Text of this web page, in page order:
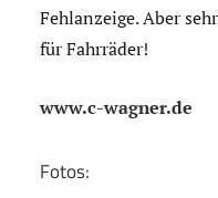
Fehlanzeige. Aber
für Fahrräder!
www.c-wagner.de
Fotos: